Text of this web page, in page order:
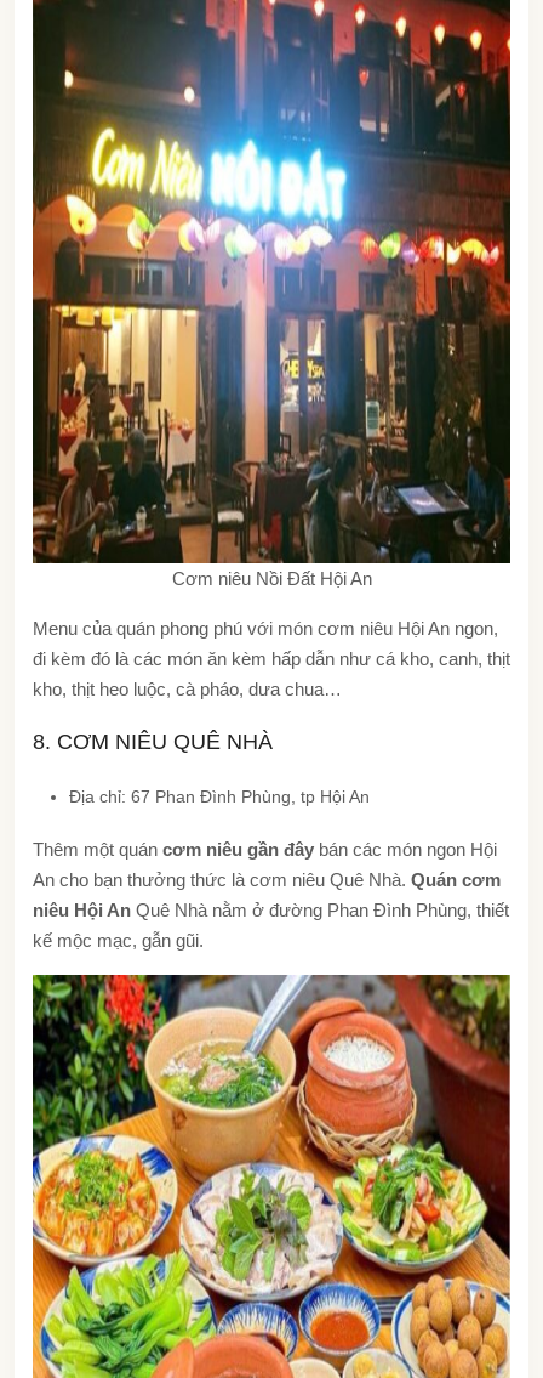
Cơm niêu Nồi Đất Hội An
Menu của quán phong phú với món cơm niêu Hội An ngon,
đi kèm đó là các món ăn kèm hấp dẫn như cá kho, canh, thịt
kho, thịt heo luộc, cà pháo, dưa chua…
8. CƠM NIÊU QUÊ NHÀ
Địa chỉ: 67 Phan Đình Phùng, tp Hội An
Thêm một quán cơm niêu gần đây bán các món ngon Hội
An cho bạn thưởng thức là cơm niêu Quê Nhà. Quán cơm
niêu Hội An Quê Nhà nằm ở đường Phan Đình Phùng, thiết
kế mộc mạc, gẫn gũi.